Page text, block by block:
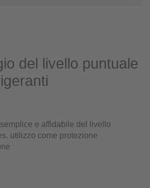
del livello puntuale
e affidabile del livello
utilizzo come protezione